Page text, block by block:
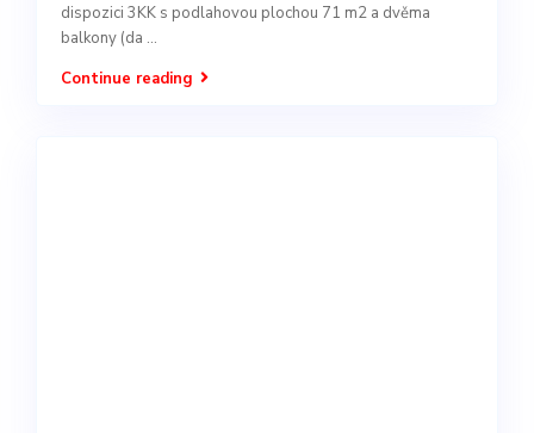
dispozici 3KK s podlahovou plochou 71 m2 a dvěma
balkony (da ...
Continue reading